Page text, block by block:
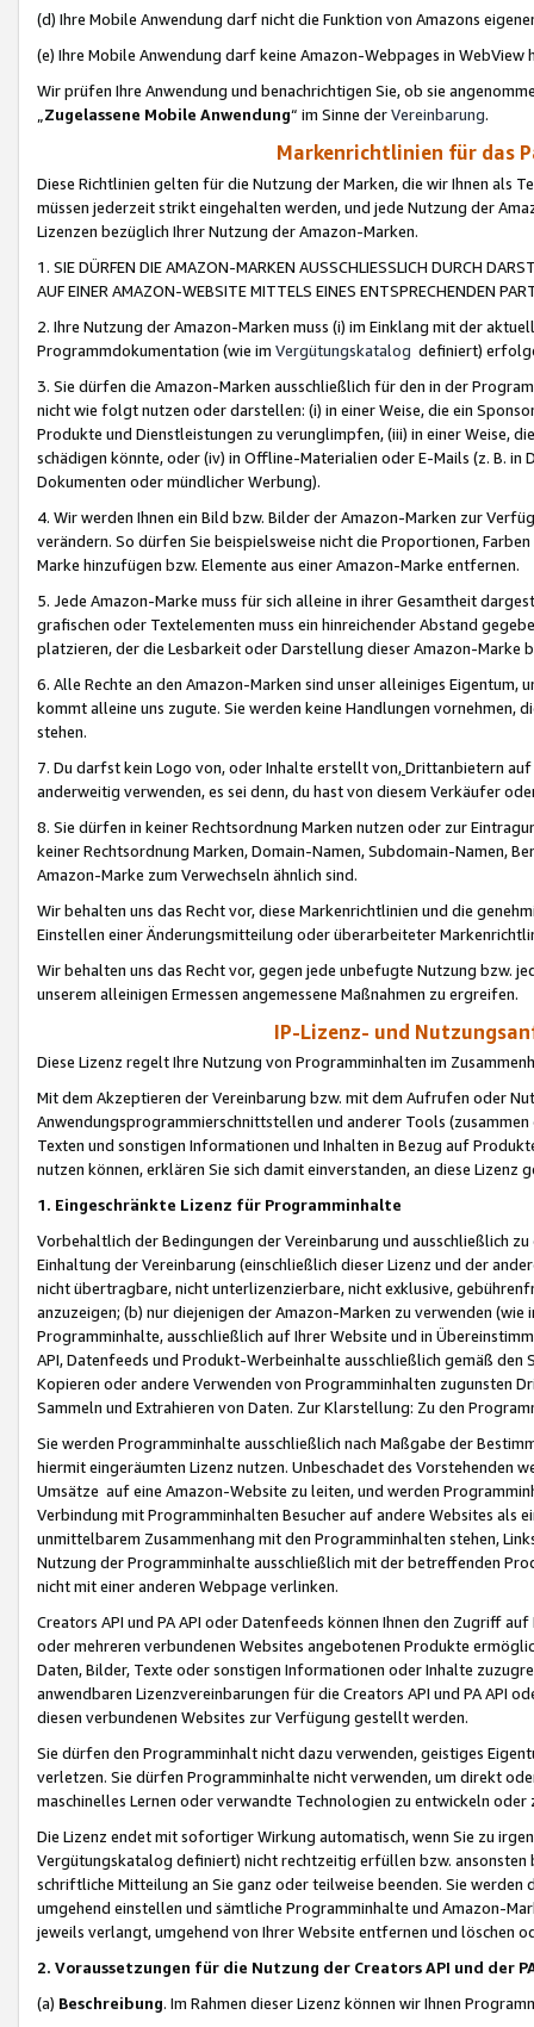
(d) Ihre Mobile Anwendung darf nicht die Funktion von Amazons
(e) Ihre Mobile Anwendung darf keine Amazon-Webpages in WebView
Wir prüfen Ihre Anwendung und benachrichtigen Sie, ob sie
„Zugelassene Mobile Anwendung“ im Sinne derVereinbarung.
Markenrichtlinien für das
Diese Richtlinien gelten für die Nutzung der Marken, die wir Ihnen als
müssen jederzeit strikt eingehalten werden, und jede Nutzung der
Lizenzen bezüglich Ihrer Nutzung der Amazon-Marken.
1. SIE DÜRFEN DIE AMAZON-MARKEN AUSSCHLIESSLICH DURCH
AUF EINER AMAZON-WEBSITE MITTELS EINES ENTSPRECHENDEN
2. Ihre Nutzung der Amazon-Marken muss (i) im Einklang mit der
Programmdokumentation (wie im Vergütungskatalog definiert)
3. Sie dürfen die Amazon-Marken ausschließlich für den in der
nicht wie folgt nutzen oder darstellen: (i) in einer Weise, die ein
Produkte und Dienstleistungen zu verunglimpfen, (iii) in einer Weise,
schädigen könnte, oder (iv) in Offline-Materialien oder E-Mails (z. B. in
Dokumenten oder mündlicher Werbung).
4. Wir werden Ihnen ein Bild bzw. Bilder der Amazon-Marken zur
verändern. So dürfen Sie beispielsweise nicht die Proportionen,
Marke hinzufügen bzw. Elemente aus einer Amazon-Marke entfernen.
5. Jede Amazon-Marke muss für sich alleine in ihrer Gesamtheit
grafischen oder Textelementen muss ein hinreichender Abstand
platzieren, der die Lesbarkeit oder Darstellung dieser Amazon-Marke
6. Alle Rechte an den Amazon-Marken sind unser alleiniges
kommt alleine uns zugute. Sie werden keine Handlungen vornehmen,
stehen.
7. Du darfst kein Logo von, oder Inhalte erstellt von,Drittanbietern auf
anderweitig verwenden, es sei denn, du hast von diesem Verkäufer
8. Sie dürfen in keiner Rechtsordnung Marken nutzen oder zur
keiner Rechtsordnung Marken, Domain-Namen, Subdomain-Namen,
Amazon-Marke zum Verwechseln ähnlich sind.
Wir behalten uns das Recht vor, diese Markenrichtlinien und die
Einstellen einer Änderungsmitteilung oder überarbeiteter
Wir behalten uns das Recht vor, gegen jede unbefugte Nutzung bzw.
unserem alleinigen Ermessen angemessene Maßnahmen zu ergreifen.
IP-Lizenz- und
Diese Lizenz regelt Ihre Nutzung von Programminhalten im
Mit dem Akzeptieren der Vereinbarung bzw. mit dem Aufrufen oder
Anwendungsprogrammierschnittstellen und anderer Tools (zusammen
Texten und sonstigen Informationen und Inhalten in Bezug auf
nutzen können, erklären Sie sich damit einverstanden, an diese Lizenz
1. Eingeschränkte Lizenz für Programminhalte
Vorbehaltlich der Bedingungen der Vereinbarung und ausschließlich
Einhaltung der Vereinbarung (einschließlich dieser Lizenz und der
nicht übertragbare, nicht unterlizenzierbare, nicht exklusive,
anzuzeigen; (b) nur diejenigen der Amazon-Marken zu verwenden
Programminhalte, ausschließlich auf Ihrer Website und in
API, Datenfeeds und Produkt-Werbeinhalte ausschließlich gemäß
Kopieren oder andere Verwenden von Programminhalten zugunsten
Sammeln und Extrahieren von Daten. Zur Klarstellung: Zu den
Sie werden Programminhalte ausschließlich nach Maßgabe der
hiermit eingeräumten Lizenz nutzen. Unbeschadet des Vorstehenden
Umsätze auf eine Amazon-Website zu leiten, und werden
Verbindung mit Programminhalten Besucher auf andere Websites als
unmittelbarem Zusammenhang mit den Programminhalten stehen,
Nutzung der Programminhalte ausschließlich mit der betreffenden
nicht mit einer anderen Webpage verlinken.
Creators API und PA API oder Datenfeeds können Ihnen den Zugriff
oder mehreren verbundenen Websites angebotenen Produkte
Daten, Bilder, Texte oder sonstigen Informationen oder Inhalte
anwendbaren Lizenzvereinbarungen für die Creators API und PA API
diesen verbundenen Websites zur Verfügung gestellt werden.
Sie dürfen den Programminhalt nicht dazu verwenden, geistiges
verletzen. Sie dürfen Programminhalte nicht verwenden, um direkt
maschinelles Lernen oder verwandte Technologien zu entwickeln
Die Lizenz endet mit sofortiger Wirkung automatisch, wenn Sie zu
Vergütungskatalog definiert) nicht rechtzeitig erfüllen bzw. ansonsten
schriftliche Mitteilung an Sie ganz oder teilweise beenden. Sie werden
umgehend einstellen und sämtliche Programminhalte und Amazon-
jeweils verlangt, umgehend von Ihrer Website entfernen und löschen
2. Voraussetzungen für die Nutzung der Creators API und der
(a) Beschreibung. Im Rahmen dieser Lizenz können wir Ihnen